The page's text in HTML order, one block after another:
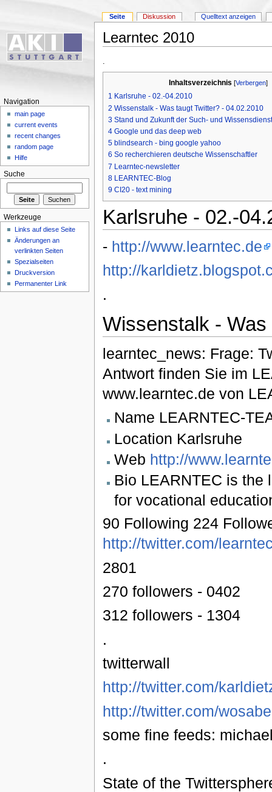
Learntec 2010
.
Inhaltsverzeichnis [Verbergen]
1 Karlsruhe - 02.-04.2010
2 Wissenstalk - Was taugt Twitter? - 04.02.2010
3 Stand und Zukunft der Such- und
4 Google und das deep web
5 blindsearch - bing google yahoo
6 So recherchieren deutsche Wissenschaftler
7 Learntec-newsletter
8 LEARNTEC-Blog
9 CI20 - text mining
Karlsruhe - 02.-
- http://www.learntec.de
http://
.
Wissenstalk -
learntec_news: Frage:
Antwort finden Sie im
www.learntec.de von
Name LEARNTEC-
Location Karlsruhe
Web http://
Bio LEARNTEC is the
for vocational
90 Following 224
http://twitter.com/
2801
270 followers - 0402
312 followers - 1304
.
twitterwall
http://twitter.com/
http://twitter.com/
some fine feeds:
.
State of the
Seite Diskussion Quelltext anzeigen
Navigation
main page
current events
recent changes
random page
Hilfe
Suche
Werkzeuge
Links auf diese Seite
Änderungen an
verlinkten Seiten
Spezialseiten
Druckversion
Permanenter Link